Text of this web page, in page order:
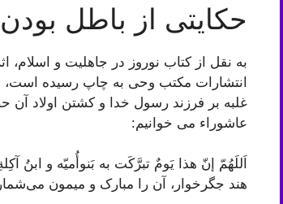
حکایتی از باطل
به نقل از کتاب نوروز در جاهلیت و
انتشارات مکتب وحی به چاپ رسیده است،
غلبه بر فرزند رسول خدا و کشتن اولاد آن
عاشوراء می خوانیم:
اَللَهُمّ إنّ هذا یَومٌ تبرَّکَت به بَنوأُمیّه و ابنُ
هند جگرخوار، آن را مبارک و میمون